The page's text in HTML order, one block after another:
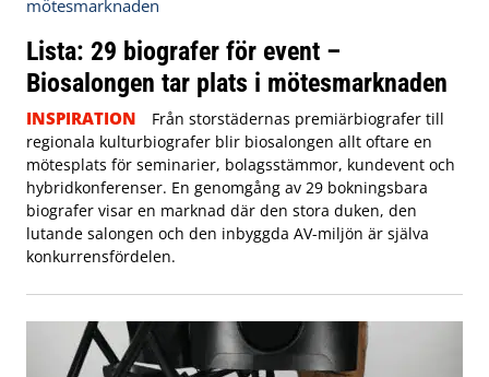
Lista: 29 biografer för event –
Biosalongen tar plats i mötesmarknaden
INSPIRATION
Från storstädernas premiärbiografer till
regionala kulturbiografer blir biosalongen allt oftare en
mötesplats för seminarier, bolagsstämmor, kundevent och
hybridkonferenser. En genomgång av 29 bokningsbara
biografer visar en marknad där den stora duken, den
lutande salongen och den inbyggda AV-miljön är själva
konkurrensfördelen.